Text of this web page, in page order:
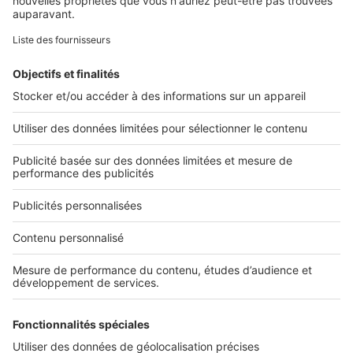
Retrouvez-nous sur ...
L'ENTREPRISE
Qui sommes-nous ?
Nous contacter
Nous recrutons
NOS APPLICATIONS
Découvrez nos applications
Tous nos services pro